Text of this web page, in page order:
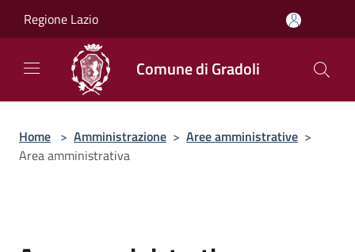
Regione Lazio
Comune di Gradoli
Home > Amministrazione > Aree amministrative >
Area amministrativa